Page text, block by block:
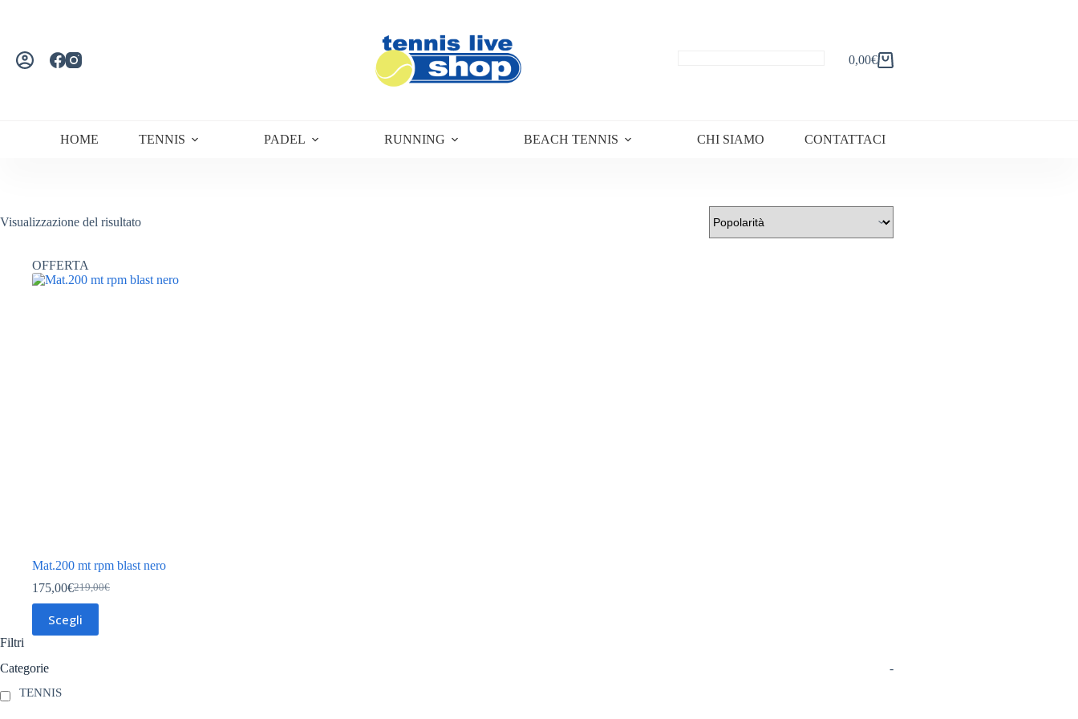
Carrello
0,00€
HOME TENNIS PADEL RUNNING BEACH TENNIS CHI SIAMO CONTATTACI
Visualizzazione del risultato
OFFERTA
Mat.200 mt rpm blast nero
219,00€
Il
prezzo
originale
era:
175,00€Il
prezzo
attuale
è:
Scegli
Questo
prodotto
ha
varianti.
opzioni
Filtri
Categorie
-
TENNIS